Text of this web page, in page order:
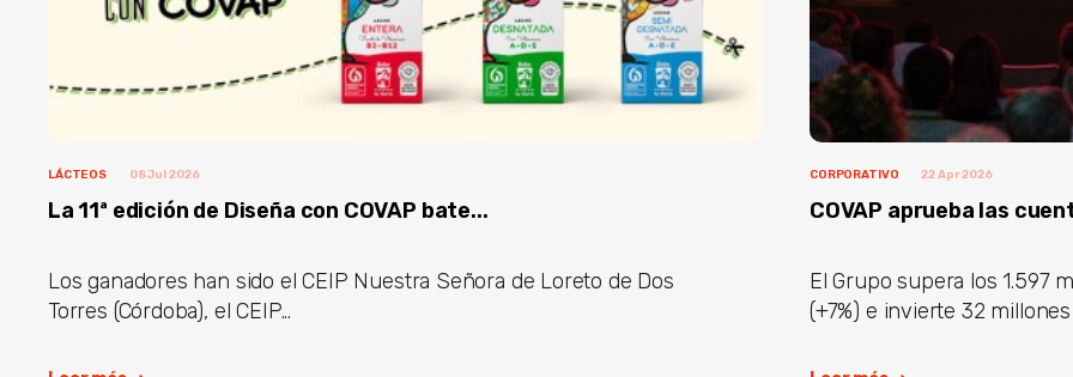
LÁCTEOS 08 Jul 2026
La 11ª edición de Diseña con COVAP bate...
Los ganadores han sido el CEIP Nuestra Señora de Loreto de Dos
Torres (Córdoba), el CEIP...
CORPORATIVO 22 Apr 2026
COVAP aprueba las
El Grupo supera los 1.597
(+7%) e invierte 32 millones